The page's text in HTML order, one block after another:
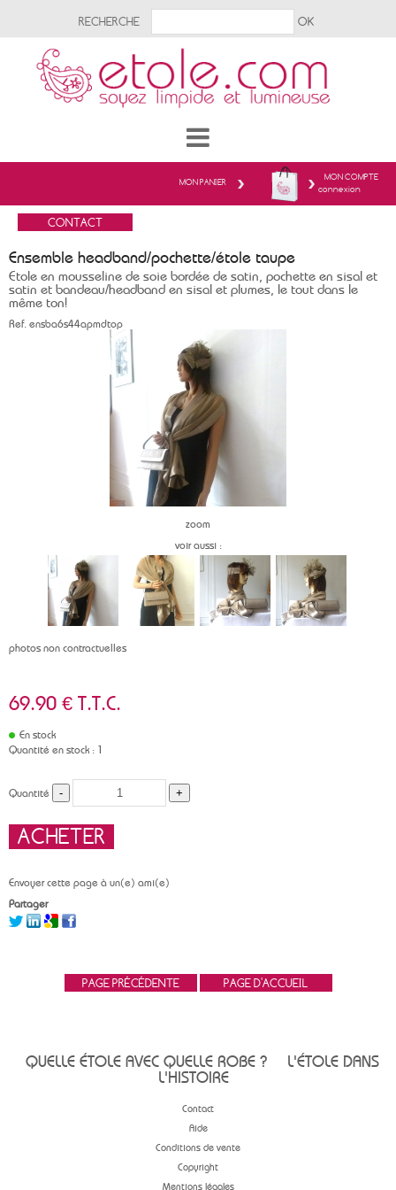
MON COMPTE
connexion
MON PANIER
RECHERCHE
Ensemble headband/pochette/étole taupe
Etole en mousseline de soie bordée de satin, pochette en sisal et
satin et bandeau/headband en sisal et plumes, le tout dans le
même ton!
Ref. ensba6s44apmdtop
zoom
voir aussi :
photos non contractuelles
69.90 € T.T.C.
En stock
Quantité en stock : 1
Quantité
Envoyer cette page à un(e) ami(e)
Partager
QUELLE ÉTOLE AVEC QUELLE ROBE ?
L'ÉTOLE DANS
L'HISTOIRE
Contact
Aide
Conditions de vente
Copyright
Mentions légales